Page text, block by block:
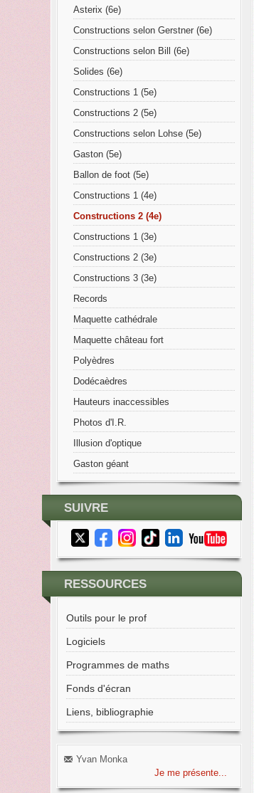
Asterix (6e)
Constructions selon Gerstner (6e)
Constructions selon Bill (6e)
Solides (6e)
Constructions 1 (5e)
Constructions 2 (5e)
Constructions selon Lohse (5e)
Gaston (5e)
Ballon de foot (5e)
Constructions 1 (4e)
Constructions 2 (4e)
Constructions 1 (3e)
Constructions 2 (3e)
Constructions 3 (3e)
Records
Maquette cathédrale
Maquette château fort
Polyèdres
Dodécaèdres
Hauteurs inaccessibles
Photos d'I.R.
Illusion d'optique
Gaston géant
SUIVRE
RESSOURCES
Outils pour le prof
Logiciels
Programmes de maths
Fonds d'écran
Liens, bibliographie
Yvan Monka
Je me présente...